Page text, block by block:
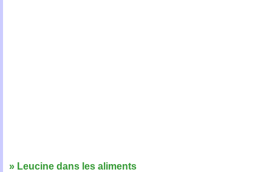
» Leucine dans les aliments